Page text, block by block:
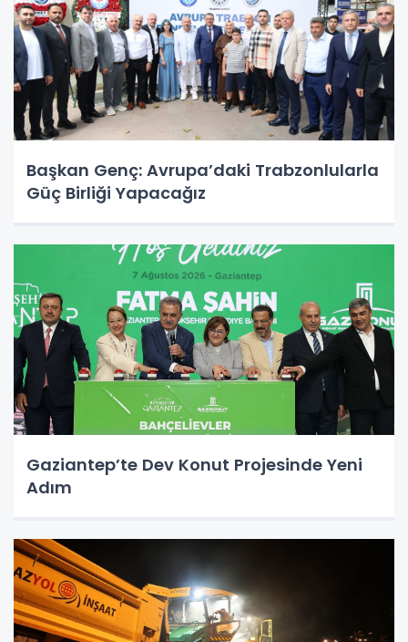
Başkan Genç: Avrupa’daki Trabzonlularla
Güç Birliği Yapacağız
Gaziantep’te Dev Konut Projesinde Yeni
Adım